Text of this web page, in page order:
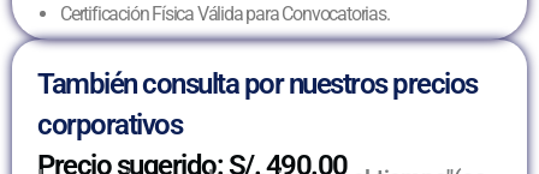
Certificación Física Válida para Convocatorias.
También consulta por nuestros precios
corporativos
Precio sugerido: S/. 490.00